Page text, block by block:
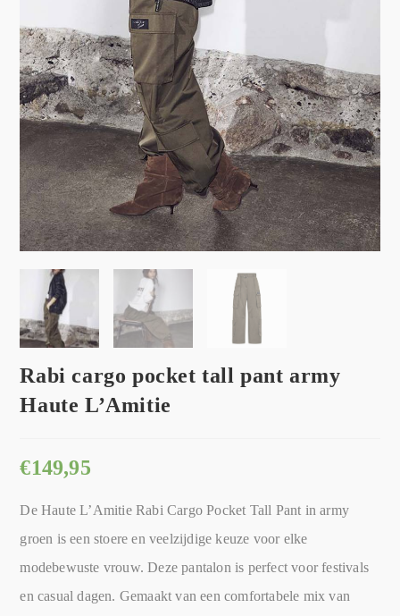
Rabi cargo pocket tall pant army
Haute L’Amitie
€149,95
De Haute L’Amitie Rabi Cargo Pocket Tall Pant in army
groen is een stoere en veelzijdige keuze voor elke
modebewuste vrouw. Deze pantalon is perfect voor festivals
en casual dagen. Gemaakt van een comfortabele mix van